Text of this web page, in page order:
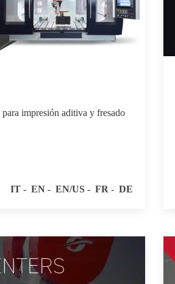
impresión aditiva y fresado
IT EN EN/US FR DE